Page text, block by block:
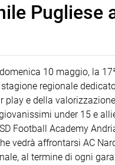
Pugliese
10 maggio, la
regionale
e della
under 15 e
Football Academy
vedrà affrontarsi AC
al termine di ogni